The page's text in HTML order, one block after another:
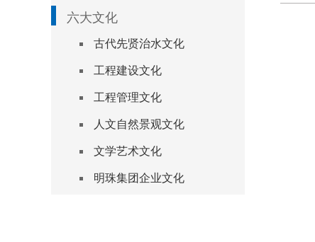
六大文化
古代先贤治水文化
工程建设文化
工程管理文化
人文自然景观文化
文学艺术文化
明珠集团企业文化